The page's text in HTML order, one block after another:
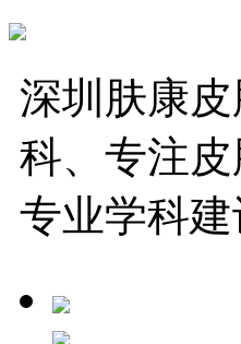
深圳肤康
科、专注
专业学科